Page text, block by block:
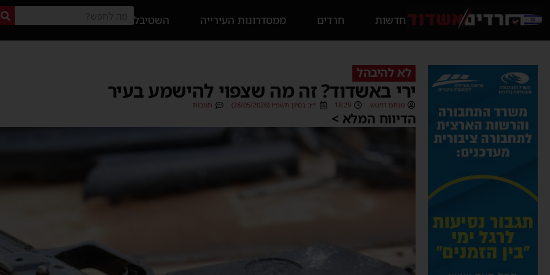
חדשות חרדים ממסדרונות העירייה השטיבל
לא להיבהל
ירי באשדוד? זה מה שצפוי להישמע בעיר
מנחם דויטש 18:29 י״ב בסיון תשפ״ו (28/05/2026) תגובות
הדיווח המלא >